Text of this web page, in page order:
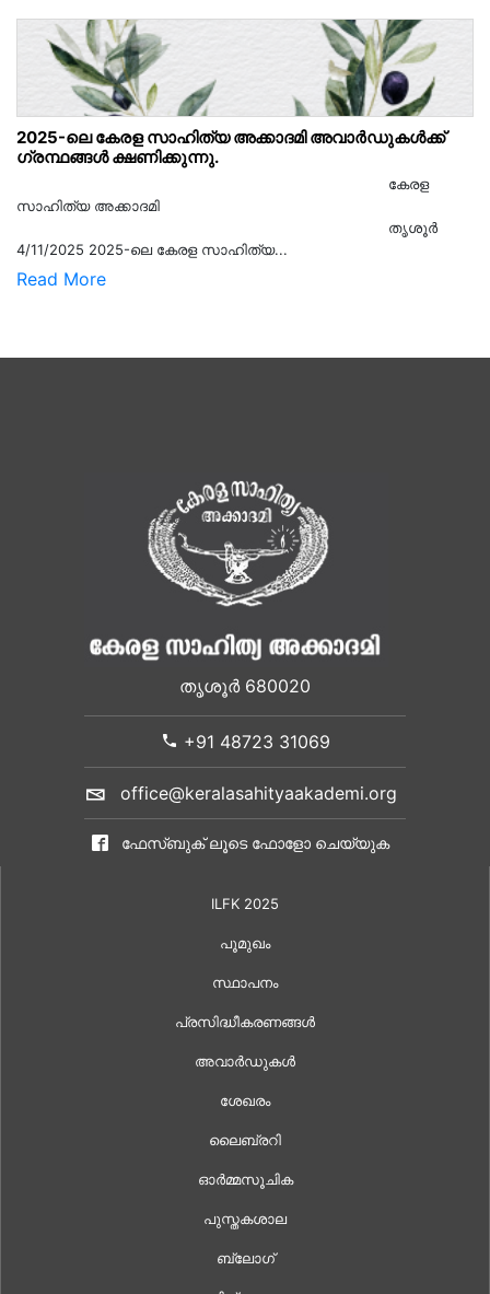
2025-ലെ കേരള സാഹിത്യ അക്കാദമി അവാർഡുകൾക്ക്
ഗ്രന്ഥങ്ങൾ ക്ഷണിക്കുന്നു.
കേരള
സാഹിത്യ അക്കാദമി
തൃശൂര്‍
4/11/2025 2025-ലെ കേരള സാഹിത്യ...
Read More
തൃശൂർ 680020
+91 48723 31069
office@keralasahityaakademi.org
ഫേസ്ബുക് ലൂടെ ഫോളോ ചെയ്യുക
ILFK 2025
പൂമുഖം
സ്ഥാപനം
പ്രസിദ്ധീകരണങ്ങൾ
അവാർഡുകൾ
ശേഖരം
ലൈബ്രറി
ഓർമ്മസൂചിക
പുസ്തകശാല
ബ്ലോഗ്